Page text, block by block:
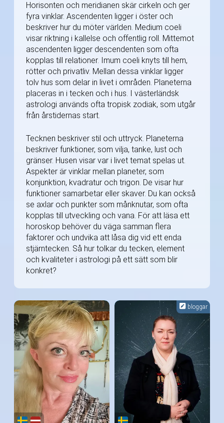
Horisonten och meridianen skär cirkeln och ger
fyra vinklar. Ascendenten ligger i öster och
beskriver hur du möter världen. Medium coeli
visar riktning i kallelse och offentlig roll. Mittemot
ascendenten ligger descendenten som ofta
kopplas till relationer. Imum coeli knyts till hem,
rötter och privatliv. Mellan dessa vinklar ligger
tolv hus som delar in livet i områden. Planeterna
placeras in i tecken och i hus. I västerländsk
astrologi används ofta tropisk zodiak, som utgår
från årstidernas start.
Tecknen beskriver stil och uttryck. Planeterna
beskriver funktioner, som vilja, tanke, lust och
gränser. Husen visar var i livet temat spelas ut.
Aspekter är vinklar mellan planeter, som
konjunktion, kvadratur och trigon. De visar hur
funktioner samarbetar eller skaver. Du kan också
se axlar och punkter som månknutar, som ofta
kopplas till utveckling och vana. För att läsa ett
horoskop behöver du väga samman flera
faktorer och undvika att låsa dig vid ett enda
stjärntecken. Så hur tolkar du tecken, element
och kvaliteter i astrologi på ett sätt som blir
konkret?
bloggar